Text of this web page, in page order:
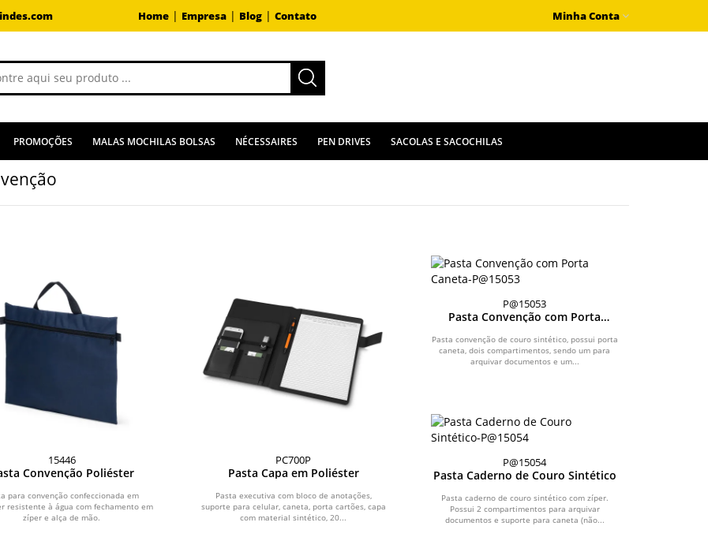
Home| Empresa| Blog| Contato Minha Conta
PROMOÇÕES MALAS MOCHILAS BOLSAS NÉCESSAIRES PEN DRIVES SACOLAS E SACOCHILAS
15446
Convenção Poliéster
para convenção confeccionada em
resistente à água com fechamento em
zíper e alça de mão.
PC700P
Pasta Capa em Poliéster
Pasta executiva com bloco de anotações,
suporte para celular, caneta, porta cartões, capa
com material sintético, 20...
P@15053
Pasta Convenção com Porta
Pasta convenção de couro sintético, possui porta
caneta, dois compartimentos, sendo um para
arquivar documentos e um...
P@15054
Pasta Caderno de Couro Sintético
Pasta caderno de couro sintético com zíper.
Possui 2 compartimentos para arquivar
documentos e suporte para caneta (não...